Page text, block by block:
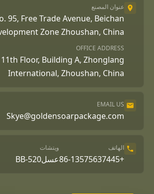
عنوان المصنع
95, Free Trade Avenue, Beichan
Zone Zhoushan, China
OFFICE ADDRESS
11th Floor, Building A, Zhonglang
International, Zhoushan, China
EMAIL US
Skye@goldensoarpackage.com
الهاتف
+86-13575637445
ويتشات
عسلBB-520